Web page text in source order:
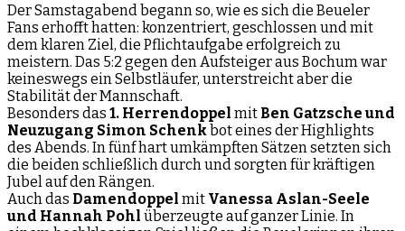
Der Samstagabend begann so, wie es sich die Beueler
Fans erhofft hatten: konzentriert, geschlossen und mit
dem klaren Ziel, die Pflichtaufgabe erfolgreich zu
meistern. Das 5:2 gegen den Aufsteiger aus Bochum war
keineswegs ein Selbstläufer, unterstreicht aber die
Stabilität der Mannschaft.
Besonders das 1. Herrendoppel mit Ben Gatzsche und
Neuzugang Simon Schenk bot eines der Highlights
des Abends. In fünf hart umkämpften Sätzen setzten sich
die beiden schließlich durch und sorgten für kräftigen
Jubel auf den Rängen.
Auch das Damendoppel mit Vanessa Aslan-Seele
und Hannah Pohl überzeugte auf ganzer Linie. In